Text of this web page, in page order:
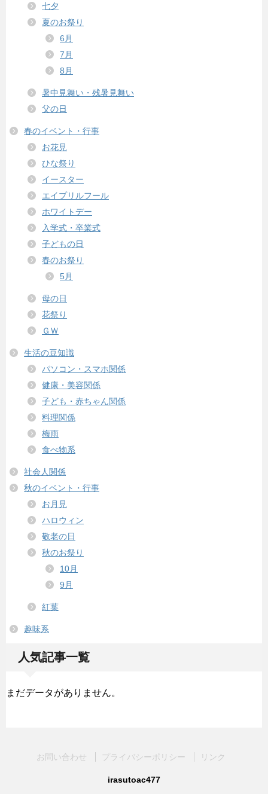
七夕
夏のお祭り
6月
7月
8月
暑中見舞い・残暑見舞い
父の日
春のイベント・行事
お花見
ひな祭り
イースター
エイプリルフール
ホワイトデー
入学式・卒業式
子どもの日
春のお祭り
5月
母の日
花祭り
ＧＷ
生活の豆知識
パソコン・スマホ関係
健康・美容関係
子ども・赤ちゃん関係
料理関係
梅雨
食べ物系
社会人関係
秋のイベント・行事
お月見
ハロウィン
敬老の日
秋のお祭り
10月
9月
紅葉
趣味系
人気記事一覧
まだデータがありません。
お問い合わせ プライバシーポリシー リンク
irasutoac477